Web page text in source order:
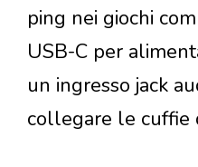
ping nei giochi
USB-C per
un ingresso jack
collegare le cuffie